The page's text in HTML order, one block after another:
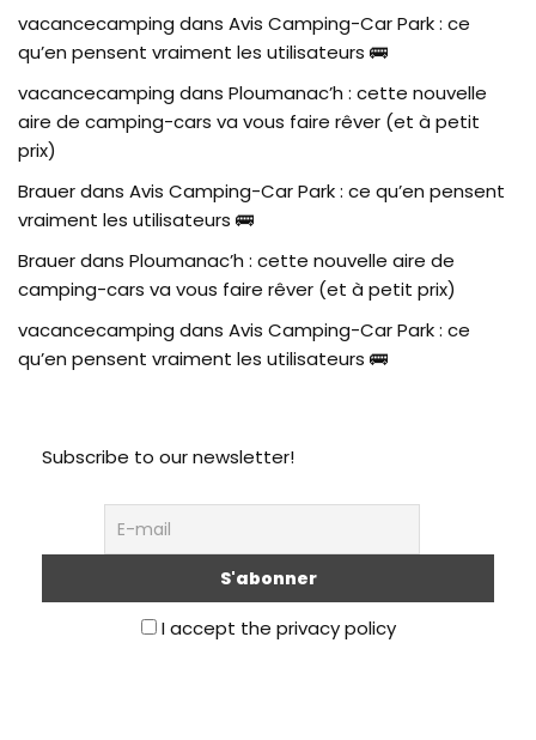
vacancecamping dans Avis Camping-Car Park : ce
qu’en pensent vraiment les utilisateurs 🚌
vacancecamping dans Ploumanac’h : cette nouvelle
aire de camping-cars va vous faire rêver (et à petit
prix)
Brauerdans Avis Camping-Car Park : ce qu’en pensent
vraiment les utilisateurs 🚌
Brauerdans Ploumanac’h : cette nouvelle aire de
camping-cars va vous faire rêver (et à petit prix)
vacancecamping dans Avis Camping-Car Park : ce
qu’en pensent vraiment les utilisateurs 🚌
Subscribe to our newsletter!
I accept the privacy policy